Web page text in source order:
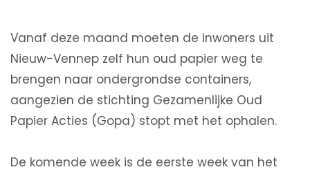
Vanaf deze maand moeten de inwoners uit
Nieuw-Vennep zelf hun oud papier weg te
brengen naar ondergrondse containers,
aangezien de stichting Gezamenlijke Oud
Papier Acties (Gopa) stopt met het ophalen.
De komende week is de eerste week van het